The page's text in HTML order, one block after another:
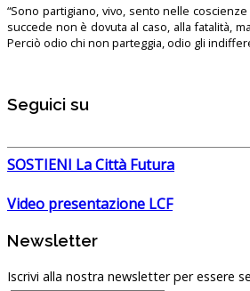
“Sono partigiano, vivo, sento nelle
succede non è dovuta al caso, alla fatalità,
Perciò odio chi non parteggia, odio gli
Seguici su
SOSTIENI La Città Futura
Video presentazione LCF
Newsletter
Iscrivi alla nostra newsletter per essere